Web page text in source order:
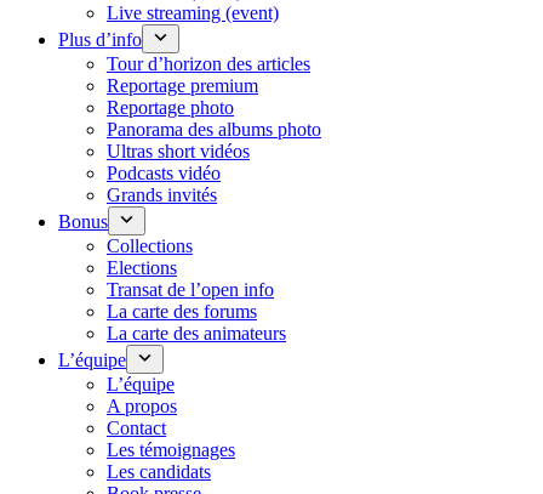
Live streaming (event)
Plus d’info
Tour d’horizon des articles
Reportage premium
Reportage photo
Panorama des albums photo
Ultras short vidéos
Podcasts vidéo
Grands invités
Bonus
Collections
Elections
Transat de l’open info
La carte des forums
La carte des animateurs
L’équipe
L’équipe
A propos
Contact
Les témoignages
Les candidats